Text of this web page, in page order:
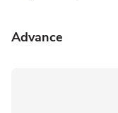
Advance